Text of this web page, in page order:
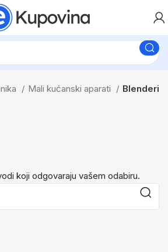
Mali kućanski aparati Blenderi
koji odgovaraju vašem odabiru.